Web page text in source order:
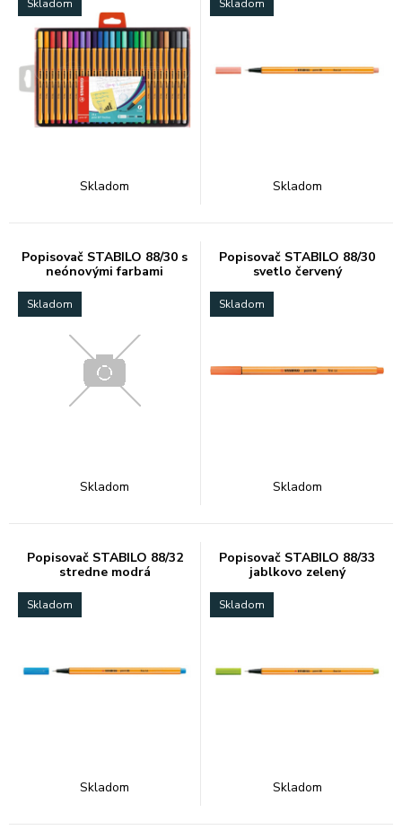
Skladom
Skladom
Skladom
Skladom
Popisovač STABILO 88/30 s
neónovými farbami
Skladom
Skladom
Popisovač STABILO 88/30
svetlo červený
Skladom
Skladom
Popisovač STABILO 88/32
stredne modrá
Skladom
Skladom
Popisovač STABILO 88/33
jablkovo zelený
Skladom
Skladom